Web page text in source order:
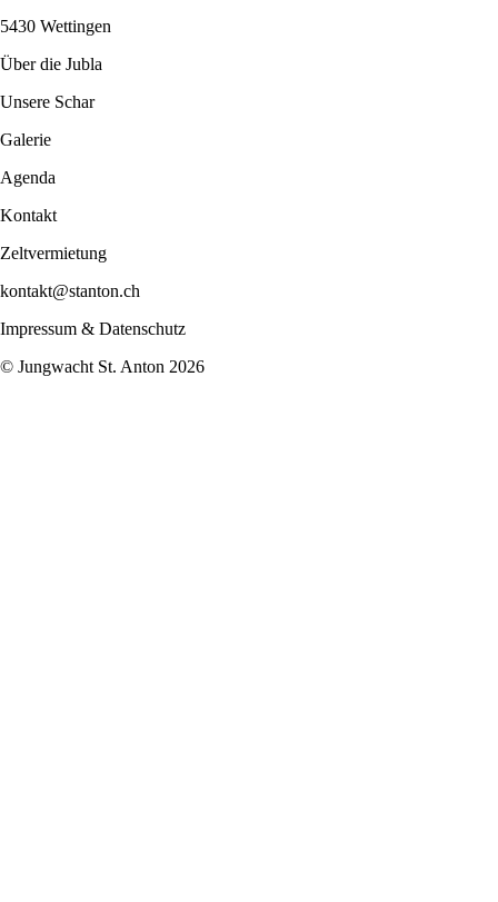
5430 Wettingen
Über die Jubla
Unsere Schar
Galerie
Agenda
Kontakt
Zeltvermietung
kontakt@stanton.ch
Impressum & Datenschutz
© Jungwacht St. Anton 2026